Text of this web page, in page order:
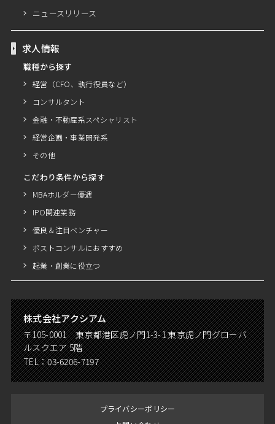
ニュースリリース
求人情報
職種から探す
経営（CFO、執行役員など）
コンサルタント
金融・不動産系スペシャリスト
経営企画・事業開発系
その他
こだわり条件から探す
MBAホルダー優遇
IPO関連業務
優良＆注目ベンチャー
ポストコンサルにおすすめ
起業・創業に役立つ
株式会社アクシアム
〒105-0001 東京都港区虎ノ門1-3-1 東京虎ノ門グローバ
ルスクエア 5階
TEL：03-6206-7197
プライバシーポリシー